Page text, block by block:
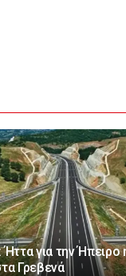
Ήττα για την
Γρεβενά